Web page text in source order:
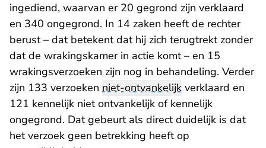
ingediend, waarvan er 20 gegrond zijn verklaard
en 340 ongegrond. In 14 zaken heeft de rechter
berust – dat betekent dat hij zich terugtrekt zonder
dat de wrakingskamer in actie komt – en 15
wrakingsverzoeken zijn nog in behandeling. Verder
zijn 133 verzoeken niet-ontvankelijk verklaard en
121 kennelijk niet ontvankelijk of kennelijk
ongegrond. Dat gebeurt als direct duidelijk is dat
het verzoek geen betrekking heeft op